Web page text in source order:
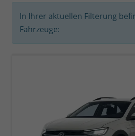
In Ihrer aktuellen Filterung
Fahrzeuge: